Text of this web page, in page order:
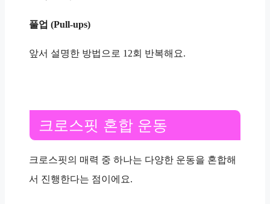
풀업 (Pull-ups)
앞서 설명한 방법으로 12회 반복해요.
크로스핏 혼합 운동
크로스핏의 매력 중 하나는 다양한 운동을 혼합해
서 진행한다는 점이에요.